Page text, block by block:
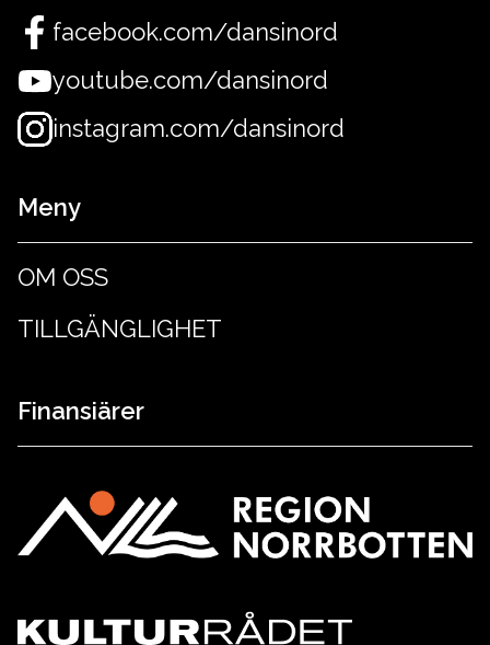
facebook.com/dansinord
youtube.com/dansinord
instagram.com/dansinord
Meny
OM OSS
TILLGÄNGLIGHET
Finansiärer